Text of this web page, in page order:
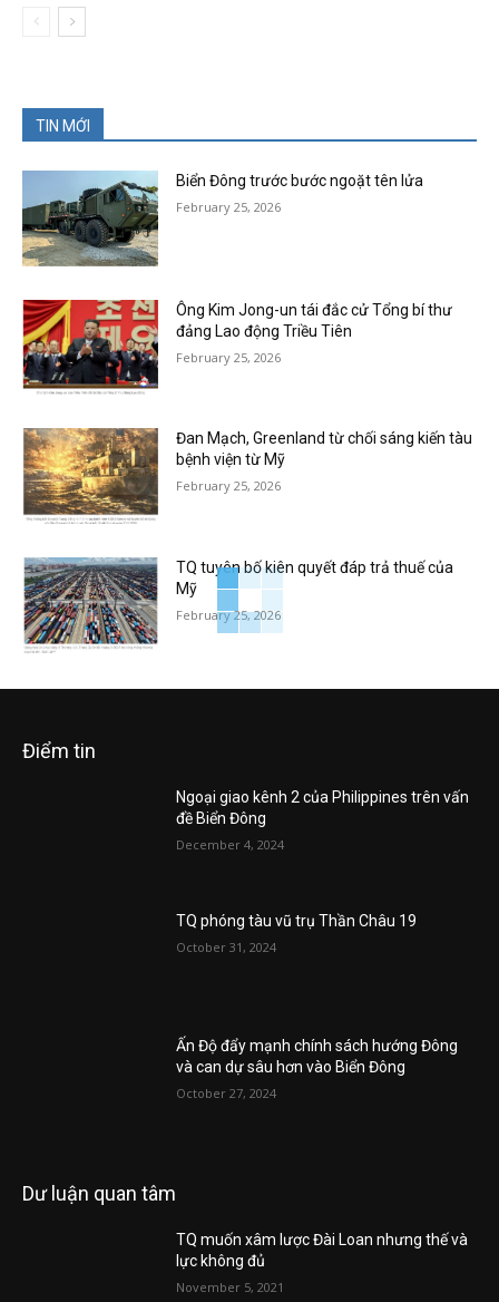
TIN MỚI
Biển Đông trước bước ngoặt tên lửa
February 25, 2026
Ông Kim Jong-un tái đắc cử Tổng bí thư
đảng Lao động Triều Tiên
February 25, 2026
Đan Mạch, Greenland từ chối sáng kiến tàu
bệnh viện từ Mỹ
February 25, 2026
TQ tuyên bố kiên quyết đáp trả thuế của
Mỹ
February 25, 2026
Điểm tin
Ngoại giao kênh 2 của Philippines trên vấn
đề Biển Đông
December 4, 2024
TQ phóng tàu vũ trụ Thần Châu 19
October 31, 2024
Ấn Độ đẩy mạnh chính sách hướng Đông
và can dự sâu hơn vào Biển Đông
October 27, 2024
Dư luận quan tâm
TQ muốn xâm lược Đài Loan nhưng thế và
lực không đủ
November 5, 2021